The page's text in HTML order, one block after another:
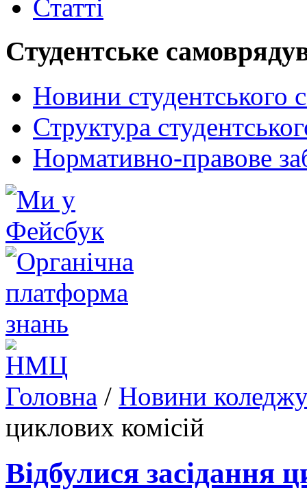
Статті
Студентське
Новини студентського
Структура
Нормативно-правове
Головна / Новини
циклових комісій
Відбулися засідання